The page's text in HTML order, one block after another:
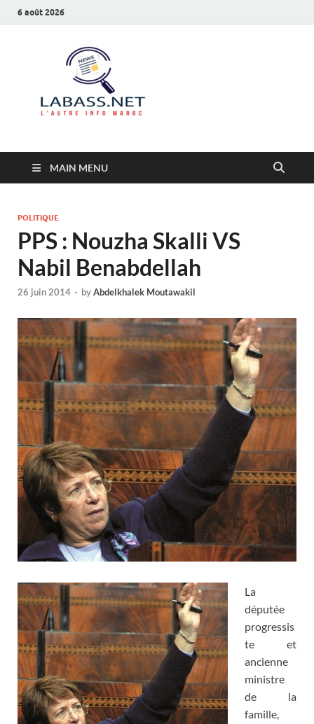
6 août 2026
MAIN MENU
POLITIQUE
PPS : Nouzha Skalli VS
Nabil Benabdellah
26 juin 2014 - byAbdelkhalek Moutawakil
La
députée
progressis
te et
ancienne
ministre
de la
famille,